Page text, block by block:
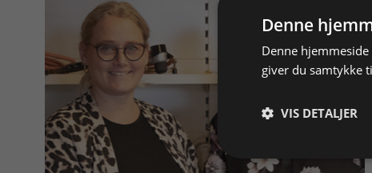
Denne
Denne
giver du samtykke
VIS DETALJER